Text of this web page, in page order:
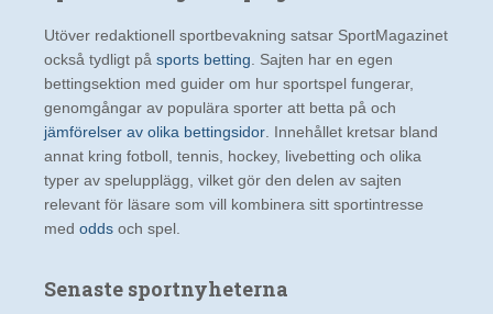
Utöver redaktionell sportbevakning satsar SportMagazinet
också tydligt på sports betting . Sajten har en egen
bettingsektion med guider om hur sportspel fungerar,
genomgångar av populära sporter att betta på och
jämförelser av olika bettingsidor . Innehållet kretsar bland
annat kring fotboll, tennis, hockey, livebetting och olika
typer av spelupplägg, vilket gör den delen av sajten
relevant för läsare som vill kombinera sitt sportintresse
med odds och spel.
Senaste sportnyheterna